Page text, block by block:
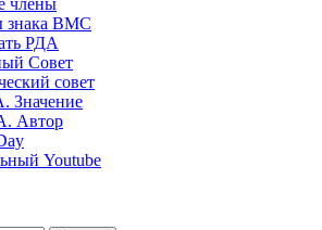
члены
знака ВМС
РДА
Совет
совет
Значение
Автор
Youtube